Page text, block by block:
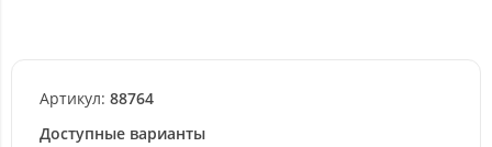
Артикул: 88764
Доступные варианты